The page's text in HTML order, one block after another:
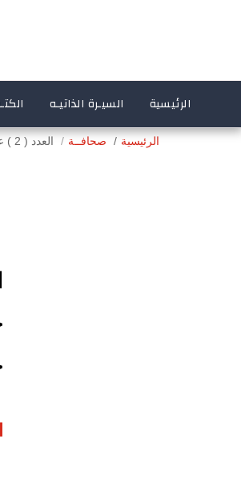
الرئيسية السيـرة الذاتيـه
الرئيسية صحافــة العدد ( 2 ) عام 2011